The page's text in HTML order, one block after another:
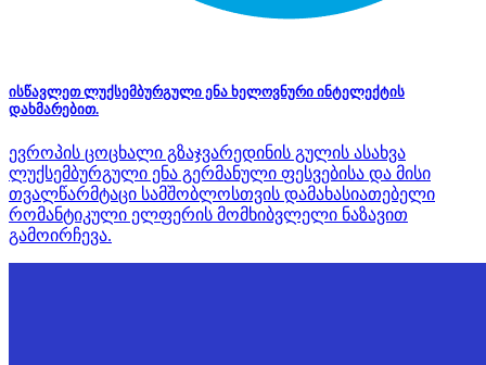
ისწავლეთ ლუქსემბურგული ენა ხელოვნური ინტელექტის
დახმარებით.
ევროპის ცოცხალი გზაჯვარედინის გულის ასახვა
ლუქსემბურგული ენა გერმანული ფესვებისა და მისი
თვალწარმტაცი სამშობლოსთვის დამახასიათებელი
რომანტიკული ელფერის მომხიბვლელი ნაზავით
გამოირჩევა.